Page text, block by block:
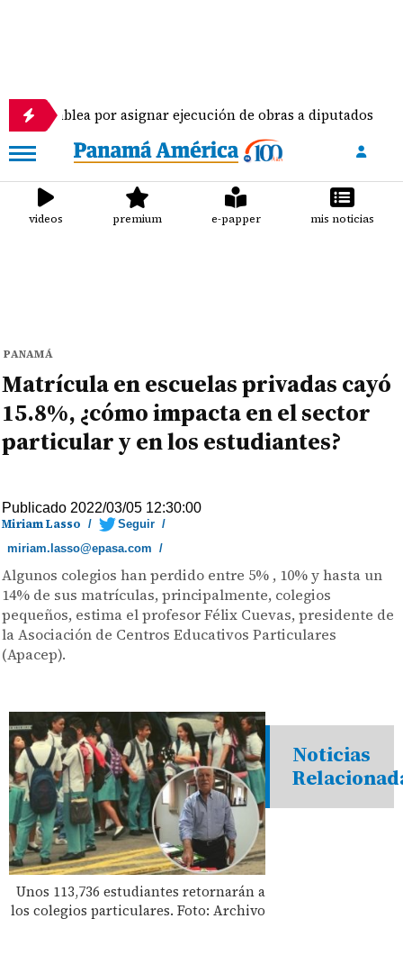
por asignar ejecución de obras a diputados
videos premium e-papper mis noticias
PANAMÁ
Matrícula en escuelas privadas cayó
15.8%, ¿cómo impacta en el sector
particular y en los estudiantes?
Publicado 2022/03/05 12:30:00
Miriam Lasso / Seguir /
miriam.lasso@epasa.com /
Algunos colegios han perdido entre 5% , 10% y hasta un
14% de sus matrículas, principalmente, colegios
pequeños, estima el profesor Félix Cuevas, presidente de
la Asociación de Centros Educativos Particulares
(Apacep).
Unos 113,736 estudiantes retornarán a
los colegios particulares. Foto: Archivo
Noticias